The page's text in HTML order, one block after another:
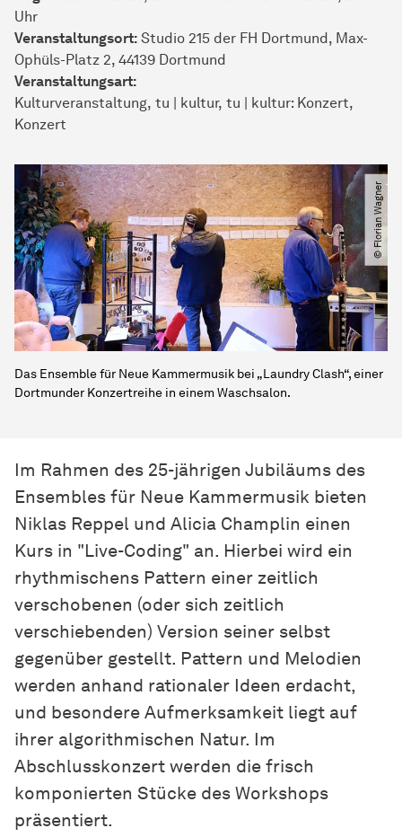
Uhr
Veranstaltungsort: Studio 215 der FH Dortmund, Max-
Ophüls-Platz 2, 44139 Dortmund
Veran­stal­tungs­art:
Kulturveranstaltung tu | kultur tu | kultur: Konzert
Konzert
© Florian Wagner
Das Ensemble für Neue Kammermusik bei „Laundry Clash“, einer
Dortmunder Konzertreihe in einem Waschsalon.
Im Rahmen des 25-jährigen Jubiläums des
Ensembles für Neue Kammermusik bieten
Niklas Reppel und Alicia Champlin einen
Kurs in "Live-Coding" an. Hierbei wird ein
rhythmischens Pattern einer zeitlich
verschobenen (oder sich zeitlich
verschiebenden) Version seiner selbst
gegenüber gestellt. Pattern und Melodien
werden anhand rationaler Ideen erdacht,
und besondere Aufmerksamkeit liegt auf
ihrer algorithmischen Natur. Im
Abschlusskonzert werden die frisch
komponierten Stücke des Workshops
präsentiert.